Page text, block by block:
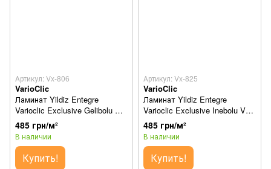
Артикул: Vx-806
VarioClic
Ламинат Yildiz Entegre
Varioclic Exclusive Gelibolu Vx-
806
485 грн/м²
В наличии
Купить!
Артикул: Vx-825
VarioClic
Ламинат Yildiz Entegre
Varioclic Exclusive Inebolu Vx-
825
485 грн/м²
В наличии
Купить!